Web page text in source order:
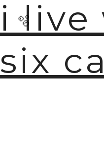
i live
six